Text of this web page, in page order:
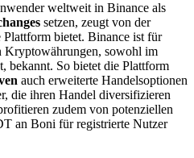
weltweit in Binance als
setzen, zeugt von der
bietet. Binance ist für
Kryptowährungen, sowohl im
bekannt. So bietet die Plattform
auch erweiterte Handelsoptionen
die ihren Handel diversifizieren
zudem von potenziellen
an Boni für registrierte Nutzer